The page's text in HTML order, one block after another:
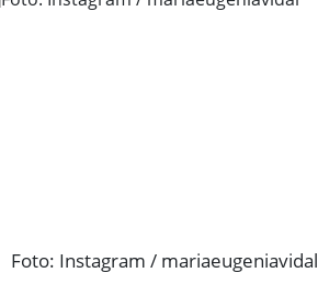
Foto: Instagram / mariaeugeniavidal